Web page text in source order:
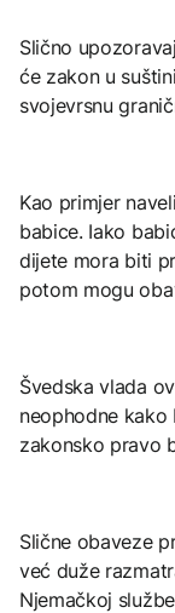
Slično
će zakon u
svojevrsnu
Kao primjer
babice. Iako
dijete mora biti
potom mogu
Švedska vlada
neophodne kako
zakonsko pravo
Slične obaveze
već duže
Njemačkoj